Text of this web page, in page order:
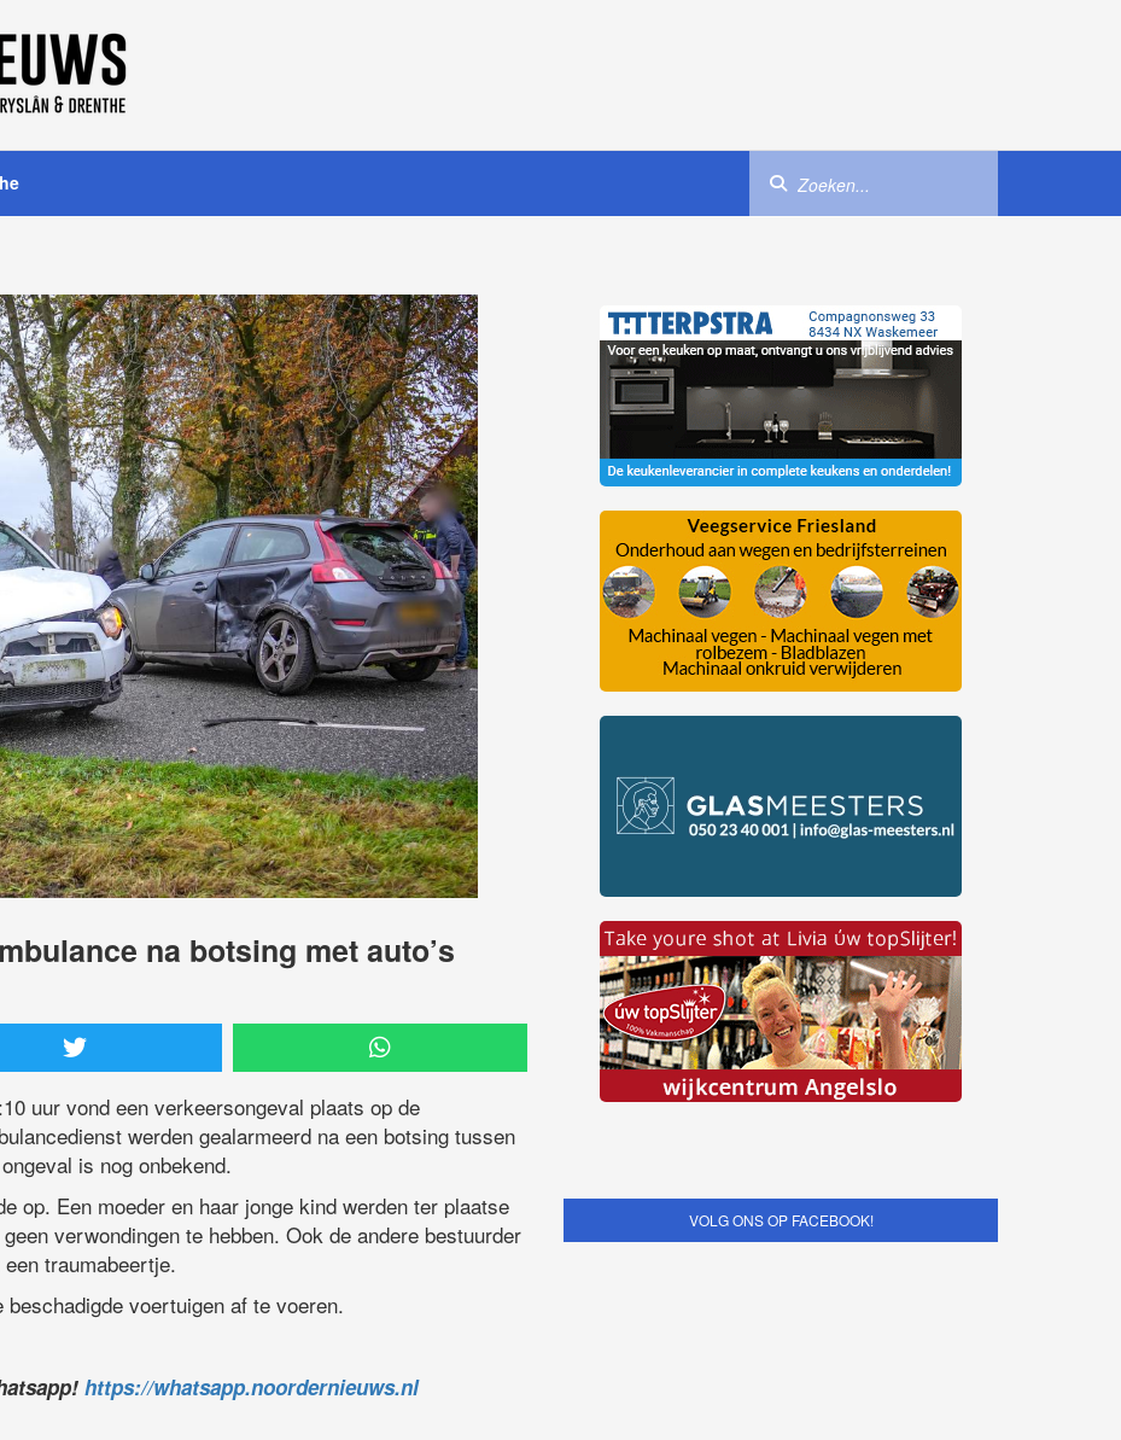
na botsing met auto’s
uur vond een verkeersongeval plaats op de
werden gealarmeerd na een botsing tussen
is nog onbekend.
op. Een moeder en haar jonge kind werden ter plaatse
verwondingen te hebben. Ook de andere bestuurder
traumabeertje.
voertuigen af te voeren.
https://whatsapp.noordernieuws.nl
VOLG ONS OP FACEBOOK!